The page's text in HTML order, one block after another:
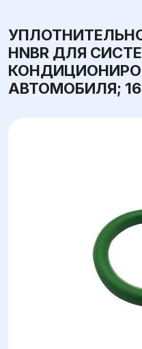
HNBR ДЛЯ
АВТОМОБИЛЯ;